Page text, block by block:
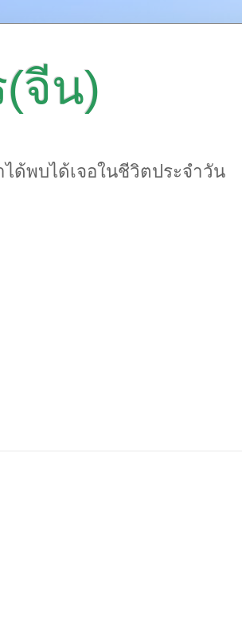
จีน)
ได้พบได้เจอในชีวิตประจำวัน